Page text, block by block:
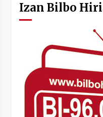
Izan Bilbo